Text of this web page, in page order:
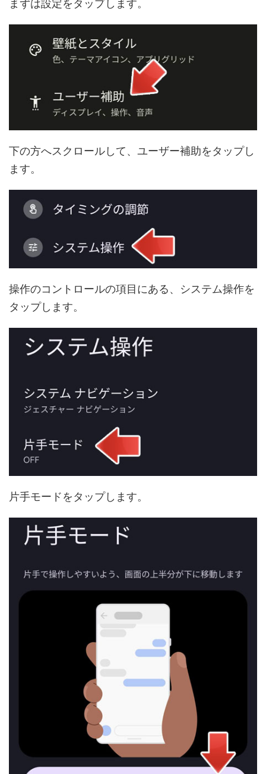
まずは設定をタップします。
下の方へスクロールして、ユーザー補助をタップし
ます。
操作のコントロールの項目にある、システム操作を
タップします。
片手モードをタップします。